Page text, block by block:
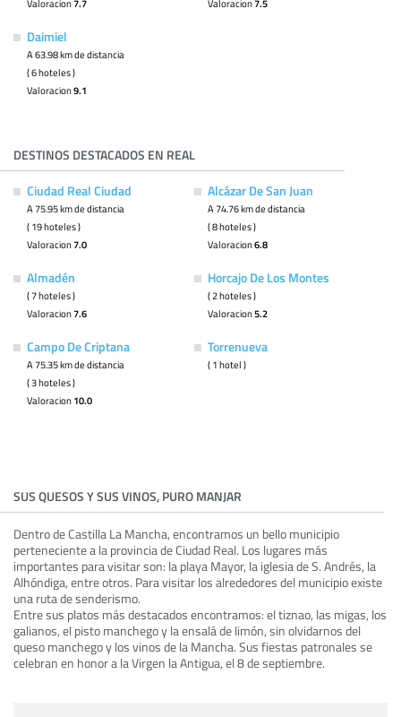
Valoracion7.7 Valoracion7.5
Daimiel
A 63.98 km de distancia
( 6 hoteles )
Valoracion9.1
DESTINOS DESTACADOS EN REAL
Ciudad Real Ciudad
A 75.95 km de distancia
( 19 hoteles )
Valoracion7.0
Alcázar De San Juan
A 74.76 km de distancia
( 8 hoteles )
Valoracion6.8
Almadén
( 7 hoteles )
Valoracion7.6
Horcajo De Los Montes
( 2 hoteles )
Valoracion5.2
Campo De Criptana
A 75.35 km de distancia
( 3 hoteles )
Valoracion 10.0
Torrenueva
( 1 hotel )
SUS QUESOS Y SUS VINOS, PURO MANJAR
Dentro de Castilla La Mancha, encontramos un bello municipio
perteneciente a la provincia de Ciudad Real. Los lugares más
importantes para visitar son: la playa Mayor, la iglesia de S. Andrés, la
Alhóndiga, entre otros. Para visitar los alrededores del municipio existe
una ruta de senderismo.
Entre sus platos más destacados encontramos: el tiznao, las migas, los
galianos, el pisto manchego y la ensalá de limón, sin olvidarnos del
queso manchego y los vinos de la Mancha. Sus fiestas patronales se
celebran en honor a la Virgen la Antigua, el 8 de septiembre.